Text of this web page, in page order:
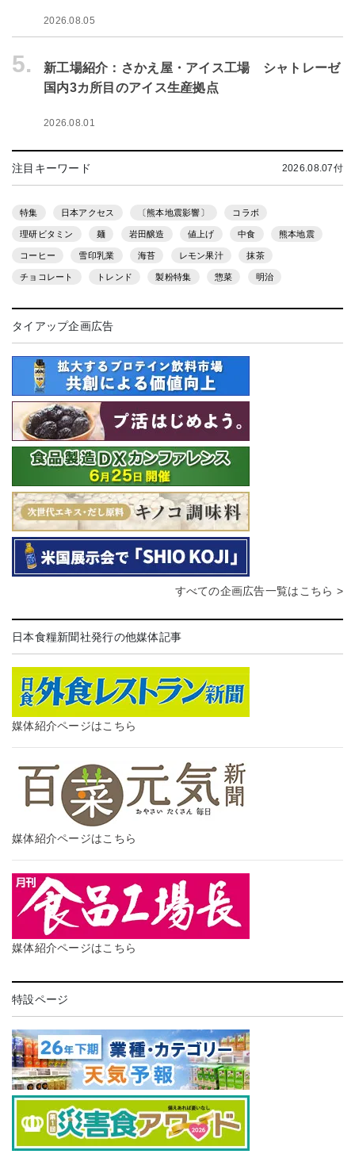
2026.08.05
5.
新工場紹介：さかえ屋・アイス工場 シャトレーゼ
国内3カ所目のアイス生産拠点
2026.08.01
注目キーワード 2026.08.07付
特集 日本アクセス 〔熊本地震影響〕 コラボ
理研ビタミン 麺 岩田醸造 値上げ 中食 熊本地震
コーヒー 雪印乳業 海苔 レモン果汁 抹茶
チョコレート トレンド 製粉特集 惣菜 明治
タイアップ企画広告
すべての企画広告一覧はこちら >
日本食糧新聞社発行の他媒体記事
媒体紹介ページはこちら
媒体紹介ページはこちら
媒体紹介ページはこちら
特設ページ